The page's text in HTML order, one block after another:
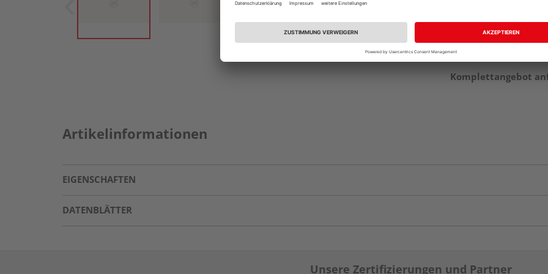
Komplettangebot
Artikelinformationen
EIGENSCHAFTEN
DATENBLÄTTER
Unsere Zertifizierungen und Partner